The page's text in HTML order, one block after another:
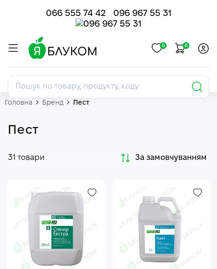
066 555 74 42 096 967 55 31
0 0
Головна Бренд Пест
Пест
31 товари За замовчуванням